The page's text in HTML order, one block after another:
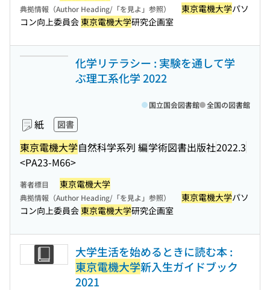
典拠情報（Author Heading/「を見よ」参照） 東京電機大学パソ
コン向上委員会 東京電機大学研究企画室
化学リテラシー : 実験を通して学
ぶ理工系化学 2022
紙 図書
東京電機大学自然科学系列 編学術図書出版社2022.3
<PA23-M66>
国立国会図書館 全国の図書館
著者標目 東京電機大学
典拠情報（Author Heading/「を見よ」参照） 東京電機大学パソ
コン向上委員会 東京電機大学研究企画室
大学生活を始めるときに読む本 :
東京電機大学新入生ガイドブック
2021